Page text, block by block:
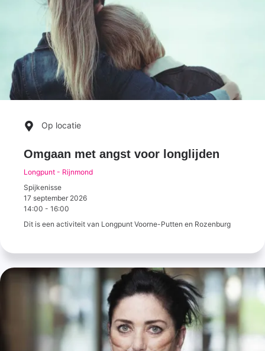
Op locatie
Omgaan met angst voor longlijden
Longpunt - Rijnmond
Spijkenisse
17 september 2026
14:00 - 16:00
Dit is een activiteit van Longpunt Voorne-Putten en Rozenburg